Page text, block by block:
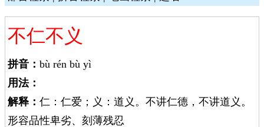
不仁不义
拼音： bù rén bù yì
用法：
解释： 仁：仁爱；义：道义。不讲仁德，不讲道义。
形容品性卑劣、刻薄残忍